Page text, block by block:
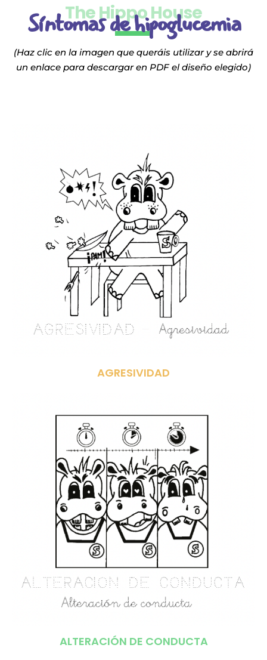
The Hippo House
Síntomas de hipoglucemia
(Haz clic en la imagen que queráis utilizar y se abrirá
un enlace para descargar en PDF el diseño elegido)
AGRESIVIDAD
ALTERACIÓN DE CONDUCTA